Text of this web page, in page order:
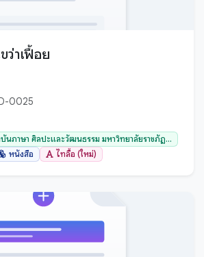
ภู
ว่าเฟื้อย
0025
นภาษา ศิลปะและวัฒนธรรม มหาวิทยาลัยราชภัฏ...
หนังสือ ไทลื้อ (ใหม่)